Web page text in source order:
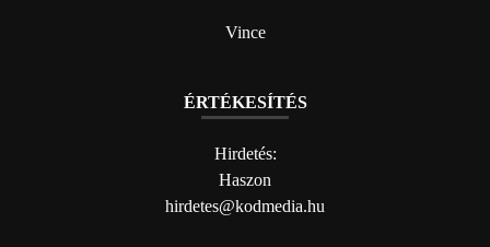
Vince
ÉRTÉKESÍTÉS
Hirdetés:
Haszon
hirdetes@kodmedia.hu